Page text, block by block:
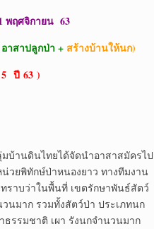
พฤศจิกายน 63
อาสาปลูกป่า + สร้างบ้านให้นก)
ปี 63 )
บ้านดินไทยได้จัดนำอาสาสมัครไป
วยพิทักษ์ป่าหนองยาว ทางทีมงาน
ราบว่าในพื้นที่ เขตรักษาพันธ์สัตว์
นมาก รวมทั้งสัตว์ป่า ประเภทนก
รรมชาติ เผา รังนกจำนวนมาก